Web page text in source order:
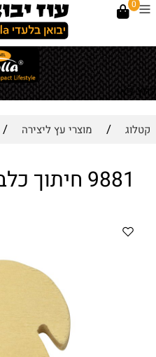
לחץ כאן
0
קטלוג / מוצרי עץ ליצירה /
9881 חיתוך כלבלב (עבה)